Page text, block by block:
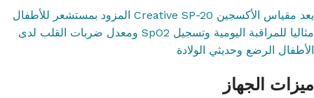
يعد مقياس الأكسجين Creative SP-20 المزود بمستشعر للأطفال
مثاليا للمراقبة اليومية وتسجيل SpO2 ومعدل ضربات القلب لدى
الأطفال الرضع وحديثي الولادة
ميزات الجهاز